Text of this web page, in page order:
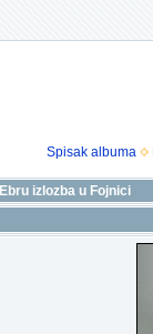
Spisak albuma
Ebru izlozba u Fojnici